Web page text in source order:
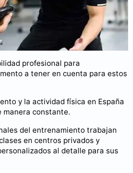
profesional para
a tener en cuenta para estos
y la actividad física en España
manera constante.
del entrenamiento trabajan
en centros privados y
al detalle para sus